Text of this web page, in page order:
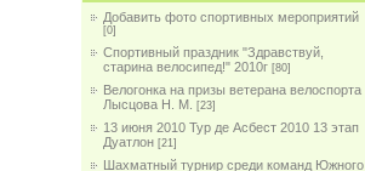
Добавить фото спортивных мероприятий
[0]
Спортивный праздник "Здравствуй,
старина велосипед!" 2010г [80]
Велогонка на призы ветерана велоспорта
Лысцова Н. М.
[23]
13 июня 2010 Тур де Асбест 2010 13 этап
Дуатлон [21]
Шахматный турнир среди команд Южного